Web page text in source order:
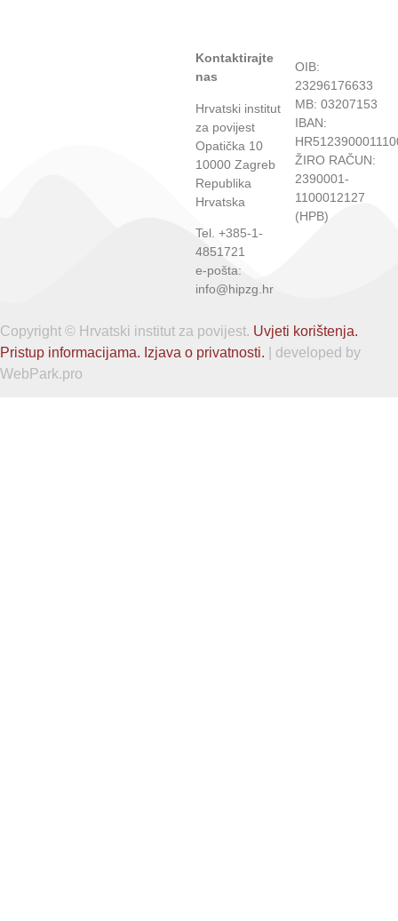
Kontaktirajte
nas
Hrvatski institut
za povijest
Opatička 10
10000 Zagreb
Republika
Hrvatska
Tel. +385-1-
4851721
e-pošta:
info@hipzg.hr
OIB:
23296176633
MB: 03207153
IBAN:
ŽIRO RAČUN:
2390001-
1100012127
(HPB)
Copyright © Hrvatski institut za povijest. Uvjeti korištenja.
Pristup informacijama. Izjava o privatnosti. | developed by
WebPark.pro